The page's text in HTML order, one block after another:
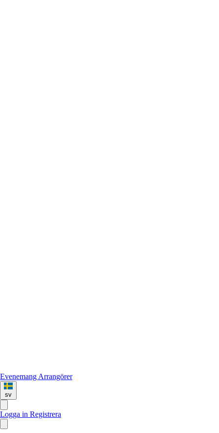
Evenemang Arrangörer
sv
Logga in Registrera